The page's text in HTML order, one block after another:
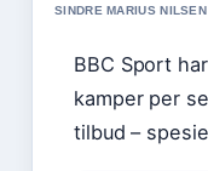
SINDRE MARIUS
BBC Sport
kamper per
tilbud –